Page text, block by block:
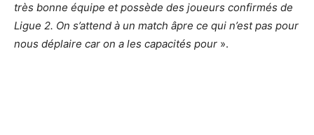
très bonne équipe et possède des joueurs confirmés de
Ligue 2. On s’attend à un match âpre ce qui n’est pas pour
nous déplaire car on a les capacités pour ».